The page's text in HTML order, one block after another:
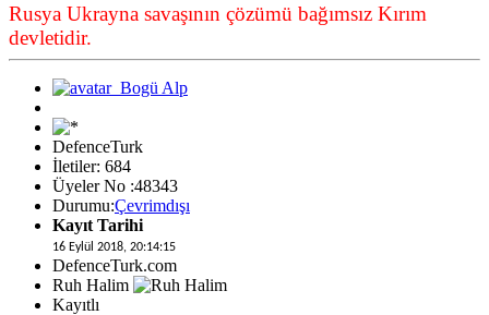
Rusya Ukrayna savaşının çözümü bağımsız Kırım
devletidir.
DefenceTurk
İletiler: 684
Üyeler No :48343
Durumu:Çevrimdışı
Kayıt Tarihi
16 Eylül 2018, 20:14:15
DefenceTurk.com
Ruh Halim
Kayıtlı